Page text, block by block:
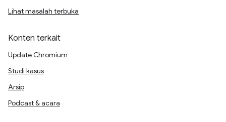
Lihat masalah terbuka
Konten terkait
Update Chromium
Studi kasus
Arsip
Podcast & acara